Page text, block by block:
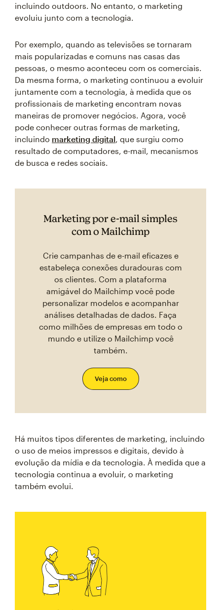
incluindo outdoors. No entanto, o marketing
evoluiu junto com a tecnologia.
Por exemplo, quando as televisões se tornaram
mais popularizadas e comuns nas casas das
pessoas, o mesmo aconteceu com os comerciais.
Da mesma forma, o marketing continuou a evoluir
juntamente com a tecnologia, à medida que os
profissionais de marketing encontram novas
maneiras de promover negócios. Agora, você
pode conhecer outras formas de marketing,
incluindo marketing digital, que surgiu como
resultado de computadores, e-mail, mecanismos
de busca e redes sociais.
Marketing por e-mail simples
com o Mailchimp
Crie campanhas de e-mail eficazes e
estabeleça conexões duradouras com
os clientes. Com a plataforma
amigável do Mailchimp você pode
personalizar modelos e acompanhar
análises detalhadas de dados. Faça
como milhões de empresas em todo o
mundo e utilize o Mailchimp você
também.
Veja como
Há muitos tipos diferentes de marketing, incluindo
o uso de meios impressos e digitais, devido à
evolução da mídia e da tecnologia. À medida que a
tecnologia continua a evoluir, o marketing
também evolui.